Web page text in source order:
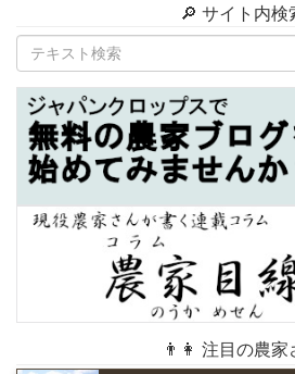
🔎 サイト内検
👨👩 注目の農家